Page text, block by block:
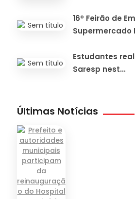
16º Feirão de
Supermercado
Estudantes
Saresp nest...
Últimas Notícias